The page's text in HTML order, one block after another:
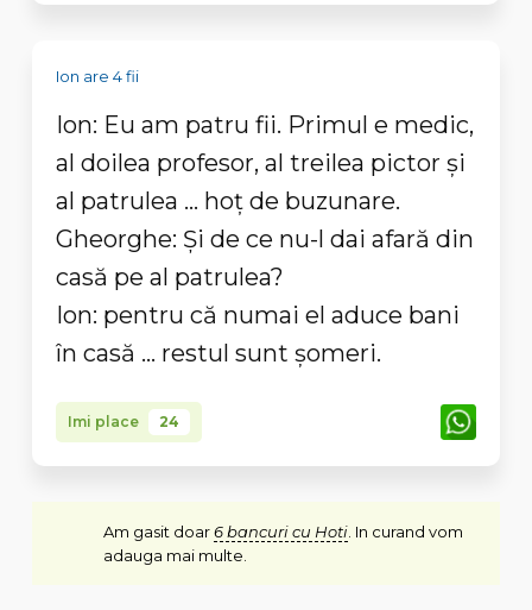
Ion are 4 fii
Ion: Eu am patru fii. Primul e medic,
al doilea profesor, al treilea pictor și
al patrulea ... hoț de buzunare.
Gheorghe: Și de ce nu-l dai afară din
casă pe al patrulea?
Ion: pentru că numai el aduce bani
în casă ... restul sunt șomeri.
Imi place 24
Am gasit doar6 bancuri cu Hoti. In curand vom
adauga mai multe.